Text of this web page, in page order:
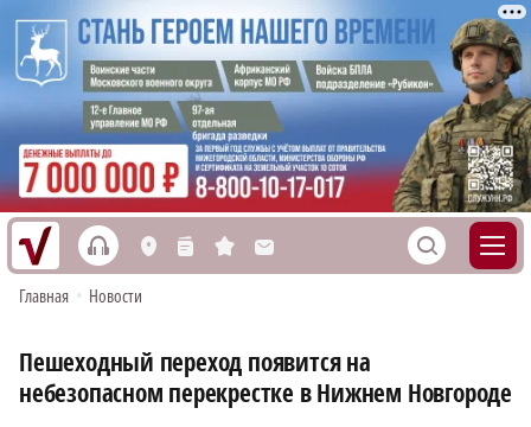
h L n s M S
Главная • Новости
Пешеходный переход появится на
небезопасном перекрестке в Нижнем Новгороде